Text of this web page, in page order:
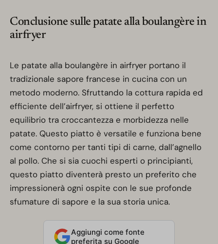
Conclusione sulle patate alla boulangère in
airfryer
Le patate alla boulangère in airfryer portano il
tradizionale sapore francese in cucina con un
metodo moderno. Sfruttando la cottura rapida ed
efficiente dell’airfryer, si ottiene il perfetto
equilibrio tra croccantezza e morbidezza nelle
patate. Questo piatto è versatile e funziona bene
come contorno per tanti tipi di carne, dall’agnello
al pollo. Che si sia cuochi esperti o principianti,
questo piatto diventerà presto un preferito che
impressionerà ogni ospite con le sue profonde
sfumature di sapore e la sua storia unica.
Aggiungi come fonte
preferita su Google